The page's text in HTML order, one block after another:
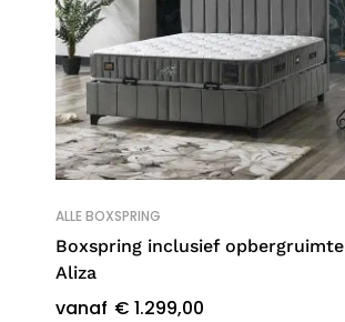
ALLE BOXSPRING
Boxspring inclusief opbergruimte
Aliza
vanaf € 1.299,00